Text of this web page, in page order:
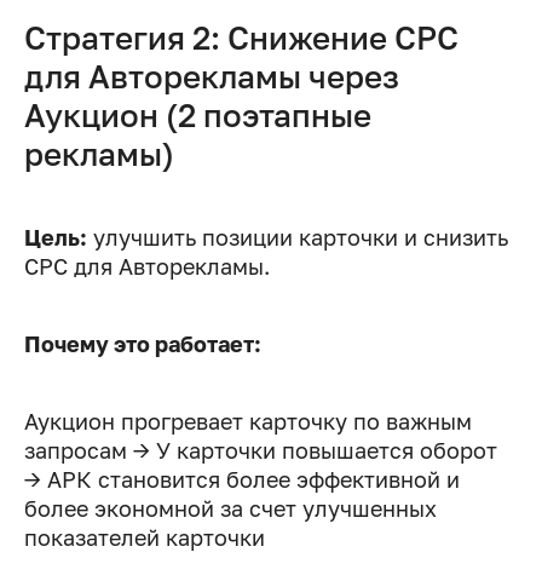
Стратегия 2: Снижение CPC
для Авторекламы через
Аукцион (2 поэтапные
рекламы)
Цель: улучшить позиции карточки и снизить
CPC для Авторекламы.
Почему это работает:
Аукцион прогревает карточку по важным
запросам → У карточки повышается оборот
→ АРК становится более эффективной и
более экономной за счет улучшенных
показателей карточки